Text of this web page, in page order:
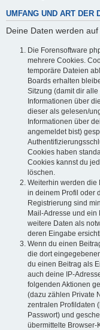
UMFANG UND ART DER
Deine Daten werden
Die Forensoftware
mehrere Cookies.
temporäre Dateien
Boards erhalten
Sitzung (damit dir
Informationen über
dieser als gelesen/
Informationen über
angemeldet bist)
Cookies haben
Cookies kannst du
löschen.
Weiterhin werden die
in deinem Profil oder
Registrierung sind
Mail-Adresse und ein
weitere Daten als
deren Eingabe
Wenn du einen
die dort
du einen Beitrag als
auch deine IP-
folgenden Aktionen
(dazu zählen Private
zentralen Profildaten
Passwort) und
übermittelte Browser-